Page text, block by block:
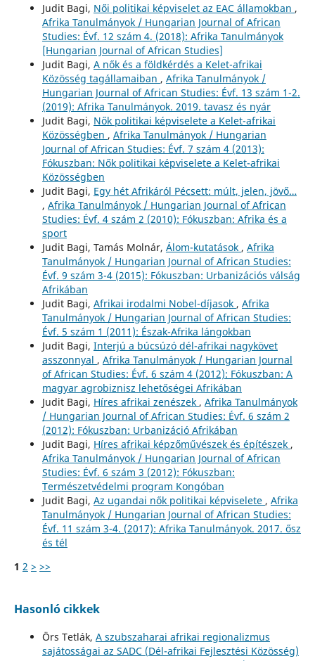
Judit Bagi, Női politikai képviselet az EAC államokban ,
Afrika Tanulmányok / Hungarian Journal of African
Studies: Évf. 12 szám 4. (2018): Afrika Tanulmányok
[Hungarian Journal of African Studies]
Judit Bagi, A nők és a földkérdés a Kelet-afrikai
Közösség tagállamaiban , Afrika Tanulmányok /
Hungarian Journal of African Studies: Évf. 13 szám 1-2.
(2019): Afrika Tanulmányok. 2019. tavasz és nyár
Judit Bagi, Nők politikai képviselete a Kelet-afrikai
Közösségben , Afrika Tanulmányok / Hungarian
Journal of African Studies: Évf. 7 szám 4 (2013):
Fókuszban: Nők politikai képviselete a Kelet-afrikai
Közösségben
Judit Bagi, Egy hét Afrikáról Pécsett: múlt, jelen, jövő…
, Afrika Tanulmányok / Hungarian Journal of African
Studies: Évf. 4 szám 2 (2010): Fókuszban: Afrika és a
sport
Judit Bagi, Tamás Molnár, Álom-kutatások , Afrika
Tanulmányok / Hungarian Journal of African Studies:
Évf. 9 szám 3-4 (2015): Fókuszban: Urbanizációs válság
Afrikában
Judit Bagi, Afrikai irodalmi Nobel-díjasok , Afrika
Tanulmányok / Hungarian Journal of African Studies:
Évf. 5 szám 1 (2011): Észak-Afrika lángokban
Judit Bagi, Interjú a búcsúzó dél-afrikai nagykövet
asszonnyal , Afrika Tanulmányok / Hungarian Journal
of African Studies: Évf. 6 szám 4 (2012): Fókuszban: A
magyar agrobiznisz lehetőségei Afrikában
Judit Bagi, Híres afrikai zenészek , Afrika Tanulmányok
/ Hungarian Journal of African Studies: Évf. 6 szám 2
(2012): Fókuszban: Urbanizáció Afrikában
Judit Bagi, Híres afrikai képzőművészek és építészek ,
Afrika Tanulmányok / Hungarian Journal of African
Studies: Évf. 6 szám 3 (2012): Fókuszban:
Természetvédelmi program Kongóban
Judit Bagi, Az ugandai nők politikai képviselete , Afrika
Tanulmányok / Hungarian Journal of African Studies:
Évf. 11 szám 3-4. (2017): Afrika Tanulmányok. 2017. ősz
és tél
1 2 > >>
Hasonló cikkek
Örs Tetlák, A szubszaharai afrikai regionalizmus
sajátosságai az SADC (Dél-afrikai Fejlesztési Közösség)